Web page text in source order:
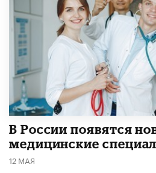
В России появятся
медицинские
12 МАЯ